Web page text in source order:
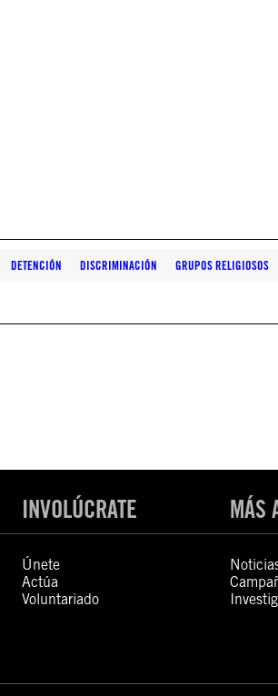
DETENCIÓN DISCRIMINACIÓN GRUPOS RELIGIOSOS
INVOLÚCRATE
Únete
Actúa
Voluntariado
MÁS